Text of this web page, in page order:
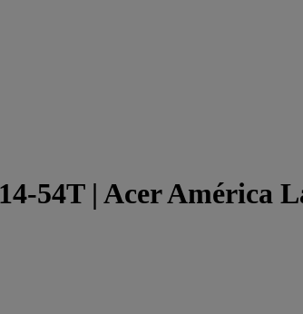
54T | Acer América